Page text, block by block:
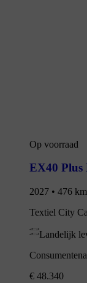
Op voorraad
EX40 Plus
2027 • 476
Textiel City
Landelijk
€ 48.340